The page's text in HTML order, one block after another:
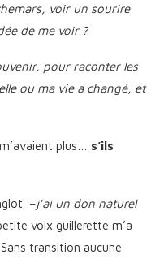
voir un sourire
de me voir ?
pour raconter les
ou ma vie a changé, et
plus… s’ils
–j’ai un don naturel
voix guillerette m’a
transition aucune